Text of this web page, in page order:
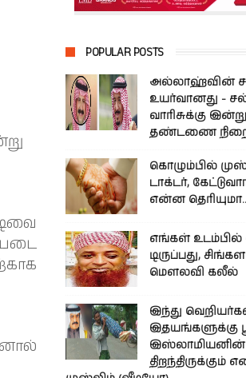
POPULAR POSTS
அல்லாஹ்வின்
உயர்வானது -
வாரிசுக்கு
தண்டணை
கொழும்பில்
டாக்டர்,
என்ன
எங்கள்
டி­ருப்­பது,
மௌலவி கலீல்
இந்து
இதயங்களுக்கு
திறந்திருக்கும்